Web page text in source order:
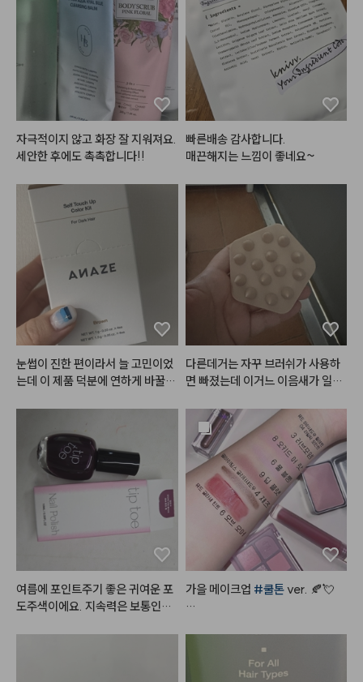
자극적이지 않고 화장 잘 지워져요.
세안한 후에도 촉촉합니다!!
빠른배송 감사합니다.
매끈해지는 느낌이 좋네요~
눈썹이 진한 편이라서 늘 고민이었
는데 이 제품 덕분에 연하게 바꿀
다른데거는 자꾸 브러쉬가 사용하
면 빠졌는데 이거느 이음새가 일체
용해보겠습니다!
여름에 포인트주기 좋은 귀여운 포
도주색이에요. 지속력은 보통인듯
가을 메이크업 #쿨톤 ver. 🍂💘
뚝딱!